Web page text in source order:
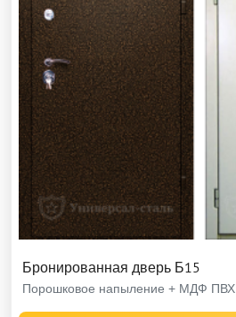
Бронированная дверь Б15
Порошковое напыление + МДФ ПВХ